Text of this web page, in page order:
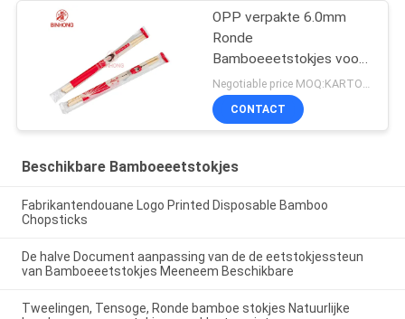
OPP verpakte 6.0mm
Ronde
Bamboeeetstokjes voor
Kerken
Negotiable price MOQ:KARTON 100
CONTACT
Beschikbare Bamboeeetstokjes
Fabrikantendouane Logo Printed Disposable Bamboo
Chopsticks
De halve Document aanpassing van de de eetstokjessteun
van Bamboeeetstokjes Meeneem Beschikbare
Tweelingen, Tensoge, Ronde bamboe stokjes Natuurlijke